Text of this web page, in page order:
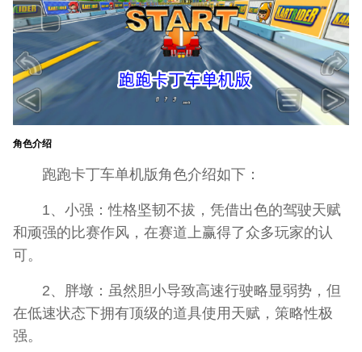
角色介绍
跑跑卡丁车单机版角色介绍如下：
1、小强：性格坚韧不拔，凭借出色的驾驶天赋
和顽强的比赛作风，在赛道上赢得了众多玩家的认
可。
2、胖墩：虽然胆小导致高速行驶略显弱势，但
在低速状态下拥有顶级的道具使用天赋，策略性极
强。